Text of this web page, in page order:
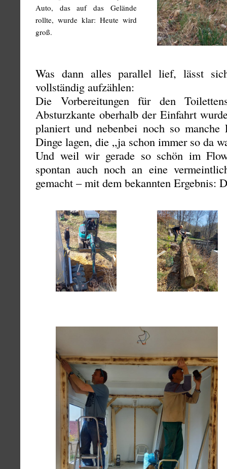
Auto, das auf das Gelände
rollte, wurde klar: Heute wird
groß.
Was dann alles parallel lief, lässt
vollständig aufzählen:
Die Vorbereitungen für den
Absturzkante oberhalb der Einfahrt
planiert und nebenbei noch so
Dinge lagen, die „ja schon immer so da
Und weil wir gerade so schön im
spontan auch noch an eine
gemacht – mit dem bekannten Ergebnis: